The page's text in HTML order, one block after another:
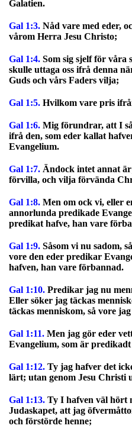
Galatien.
Gal 1:3. Nåd vare med eder,
vårom Herra Jesu Christo;
Gal 1:4. Som sig sjelf för våra
skulle uttaga oss ifrå denna
Guds och vårs Faders vilja;
Gal 1:5. Hvilkom vare pris
Gal 1:6. Mig förundrar, att I
ifrå den, som eder kallat
Evangelium.
Gal 1:7. Ändock intet annat
förvilla, och vilja förvända
Gal 1:8. Men om ock vi, eller
annorlunda predikade
predikat hafve, han vare
Gal 1:9. Såsom vi nu sadom,
vore den eder predikar
hafven, han vare förbannad.
Gal 1:10. Predikar jag nu
Eller söker jag täckas
täckas menniskom, så vore
Gal 1:11. Men jag gör eder
Evangelium, som är
Gal 1:12. Ty jag hafver det
lärt; utan genom Jesu Christi
Gal 1:13. Ty I hafven väl hört
Judaskapet, att jag
och förstörde henne;